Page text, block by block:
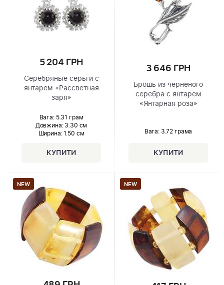
5 204 ГРН
Серебряные серьги с
янтарем «Рассветная
заря»
Вага: 5.31 грам
Довжина:3.30 см
Ширина: 1.50 см
3 646 ГРН
Брошь из черненого
серебра с янтарем
«Янтарная роза»
Вага: 3.72 грама
NEW NEW